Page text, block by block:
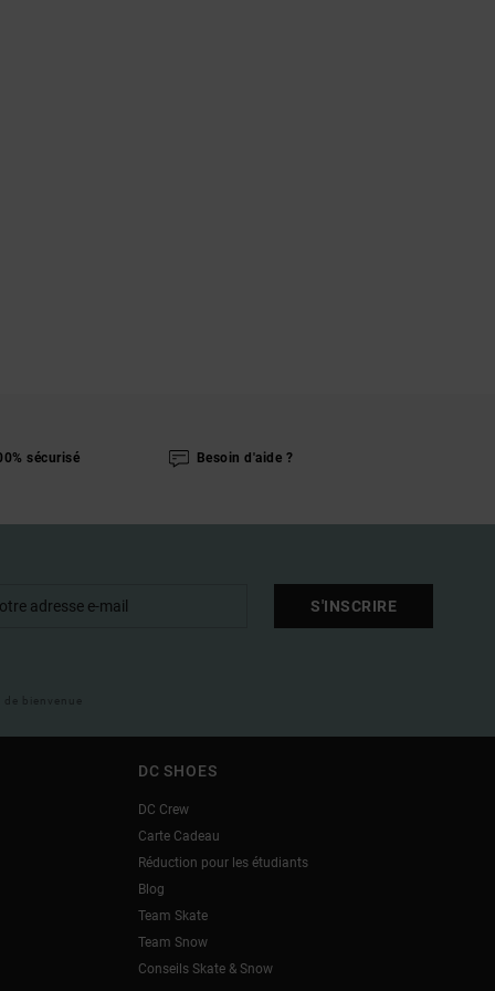
sécurisé Besoin d'aide ?
S'INSCRIRE
bienvenue
DC SHOES
DC Crew
Carte Cadeau
Réduction pour les étudiants
Blog
Team Skate
Team Snow
Conseils Skate & Snow